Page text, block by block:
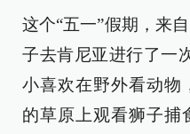
这个“五一”假期，来
子去肯尼亚进行了一
小喜欢在野外看动物
的草原上观看狮子捕